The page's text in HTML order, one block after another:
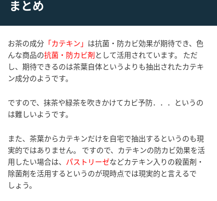
まとめ
お茶の成分 「カテキン」 は抗菌・防カビ効果が期待でき、色
んな商品の抗菌・防カビ剤として活用されています。 ただ
し、期待できるのは茶葉自体というよりも抽出されたカテキ
ン成分のようです。
ですので、抹茶や緑茶を吹きかけてカビ予防．．．というの
は難しいようです。
また、茶葉からカテキンだけを自宅で抽出するというのも現
実的ではありません。 ですので、カテキンの防カビ効果を活
用したい場合は、 パストリーゼなどカテキン入りの殺菌剤・
除菌剤を活用するというのが現時点では現実的と言えるで
しょう。